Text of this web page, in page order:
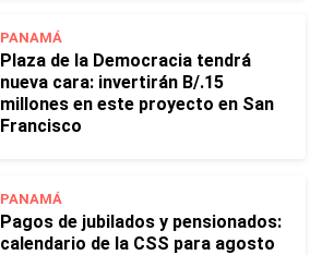
PANAMÁ
Plaza de la Democracia tendrá
nueva cara: invertirán B/.15
millones en este proyecto en San
Francisco
PANAMÁ
Pagos de jubilados y pensionados:
calendario de la CSS para agosto